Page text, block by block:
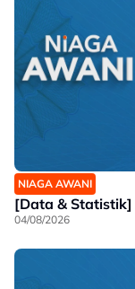
NIAGA AWANI
[Data & Statistik]
04/08/2026